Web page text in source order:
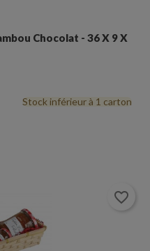
Chocolat - 36 X 9 X
Stock inférieur à 1 carton
favorite_border